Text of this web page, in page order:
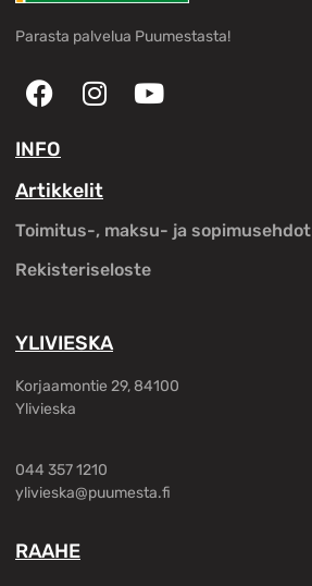
Parasta palvelua Puumestasta!
INFO
Artikkelit
Toimitus-, maksu- ja sopimusehdot
Rekisteriseloste
YLIVIESKA
Korjaamontie 29, 84100
Ylivieska
044 357 1210
ylivieska@puumesta.fi
RAAHE